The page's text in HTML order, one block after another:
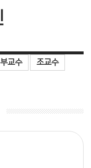
부교수 조교수